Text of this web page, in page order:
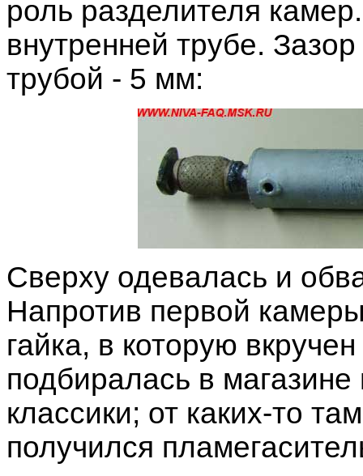
роль разделителя
внутренней трубе.
трубой - 5 мм:
Сверху одевалась и
Напротив первой
гайка, в которую
подбиралась в
классики; от каких-то
получился